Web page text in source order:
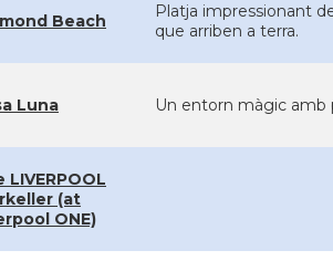
Beach
Platja impressionant
que arriben a terra.
Luna Un entorn màgic amb
LIVERPOOL
(at
ONE)